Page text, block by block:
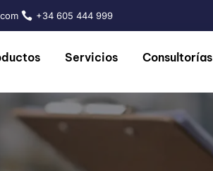
+34 605 444 999
Servicios Consultorías